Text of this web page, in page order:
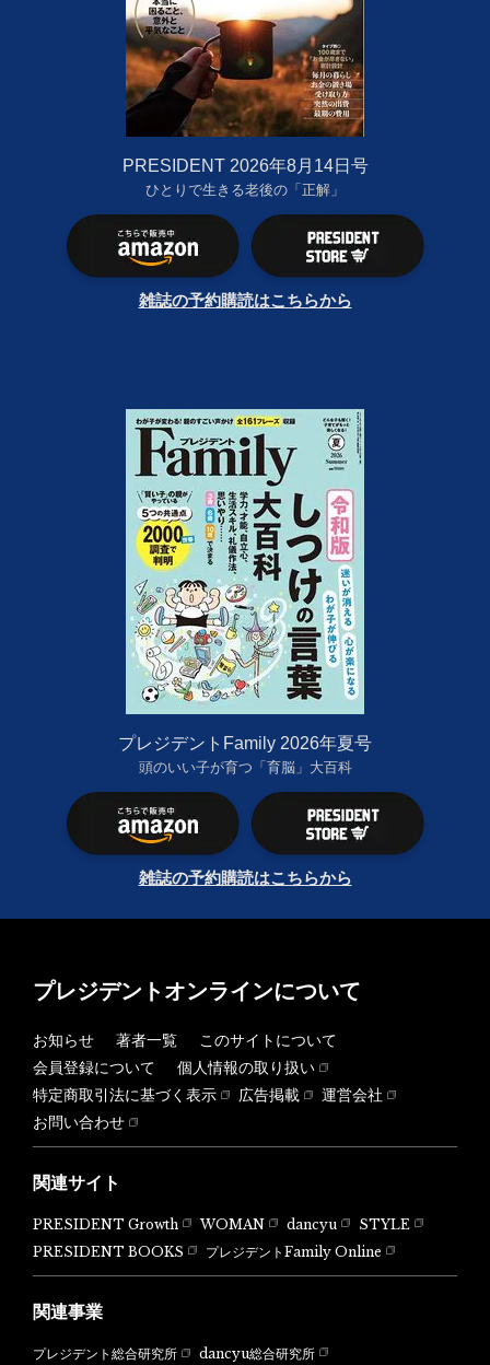
PRESIDENT 2026年8月14日号
ひとりで生きる老後の「正解」
雑誌の予約購読はこちらから
プレジデントFamily 2026年夏号
頭のいい子が育つ「育脳」大百科
雑誌の予約購読はこちらから
プレジデントオンラインについて
お知らせ 著者一覧
このサイトについて
会員登録について
個人情報の取り扱い
特定商取引法に基づく表示
広告掲載
運営会社
お問い合わせ
関連サイト
PRESIDENT Growth WOMAN dancyu
STYLE
PRESIDENT BOOKS
プレジデントFamily Online
関連事業
プレジデント総合研究所 dancyu総合研究所